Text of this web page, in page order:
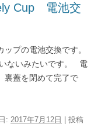
Cup 電池交
プの電池交換です。
ないみたいです。 電
裏蓋を閉めて完了で
: 2017年7月12日 | 投稿